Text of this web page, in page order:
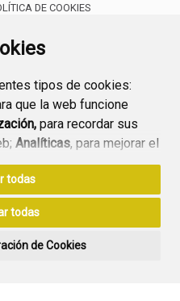
tipos de cookies:
que la web funcione
para recordar sus
Analíticas, para mejorar el
servicios.
todas”
Si pulsa el botón
cookies técnicas
todas
todas
de Cookies
DE COOKIES